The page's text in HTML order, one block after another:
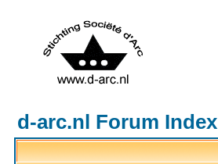
d-arc.nl Forum Index